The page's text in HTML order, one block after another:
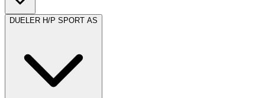
DUELER H/P SPORT AS